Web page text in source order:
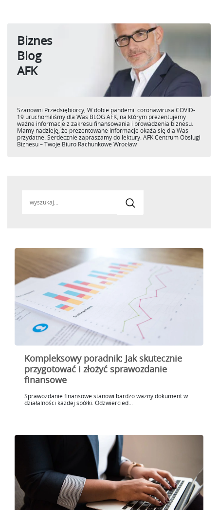
Biznes
Blog
AFK
Szanowni Przedsiębiorcy, W dobie pandemii coronawirusa COVID-
19 uruchomiliśmy dla Was BLOG AFK, na którym prezentujemy
ważne informacje z zakresu finansowania i prowadzenia biznesu.
Mamy nadzieję, że prezentowane informacje okażą się dla Was
przydatne. Serdecznie zapraszamy do lektury. AFK Centrum Obsługi
Biznesu – Twoje Biuro Rachunkowe Wrocław
for:
Kompleksowy poradnik: Jak skutecznie
przygotować i złożyć sprawozdanie
finansowe
Sprawozdanie finansowe stanowi bardzo ważny dokument w
działalności każdej spółki. Odzwiercied...